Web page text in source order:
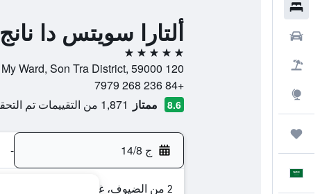
ألتارا سويتس دا نانج
5 نجوم
120 Vo Nguyen Giap Street, Phuoc My Ward, Son Tra District, 59000, دا نانغ, مقاطعة دا نانغ, فيتنام
+84 236 268 7979
8.6 ممتاز 1,871 من التقييمات تم التحقق منها
ج 14/8 -
2 من الضيوف، غرفة واحدة